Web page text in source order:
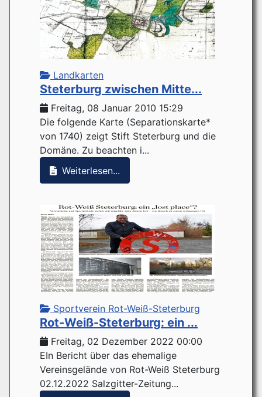
Landkarten
Steterburg zwischen Mitte...
Freitag, 08 Januar 2010 15:29
Die folgende Karte (Separationskarte*
von 1740) zeigt Stift Steterburg und die
Domäne. Zu beachten i...
Weiterlesen...
Sportverein Rot-Weiß-Steterburg
Rot-Weiß-Steterburg: ein ...
Freitag, 02 Dezember 2022 00:00
EIn Bericht über das ehemalige
Vereinsgelände von Rot-Weiß Steterburg
02.12.2022 Salzgitter-Zeitung...